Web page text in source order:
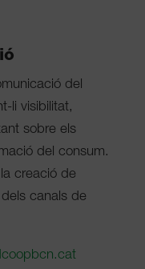
del
li visibilitat,
sobre els
del consum.
creació de
canals de